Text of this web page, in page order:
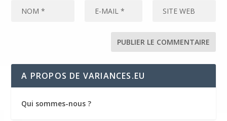
A PROPOS DE VARIANCES.EU
Qui sommes-nous ?